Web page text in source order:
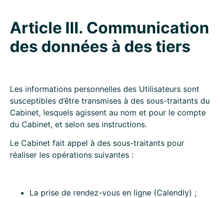
Article III. Communication
des données à des tiers
Les informations personnelles des Utilisateurs sont
susceptibles d’être transmises à des sous-traitants du
Cabinet, lesquels agissent au nom et pour le compte
du Cabinet, et selon ses instructions.
Le Cabinet fait appel à des sous-traitants pour
réaliser les opérations suivantes :
La prise de rendez-vous en ligne (Calendly) ;